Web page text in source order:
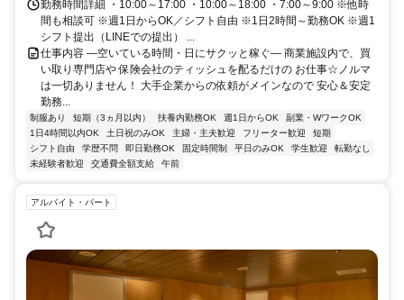
勤務時間詳細 ・10:00～17:00 ・10:00～18:00 ・7:00～9:00 ※他時
間も相談可 ※週1日からOK／シフト自由 ※1日2時間～勤務OK ※週1
シフト提出（LINEでの提出） ...
仕事内容 ―空いている時間・日にサクッと稼ぐ― 商業施設内で、買
い取り専門店や 保険会社のティッシュを配るだけの お仕事☆ノルマ
は一切ありません！ 大手企業からの依頼がメインなので 安心＆安定
勤務...
制服あり 短期（3ヵ月以内） 扶養内勤務OK 週1日からOK
副業・WワークOK
1日4時間以内OK
土日祝のみOK 主婦・主夫歓迎 フリーター歓迎
短期
シフト自由
学歴不問 即日勤務OK 固定時間制 平日のみOK 学生歓迎
転勤なし
未経験者歓迎
交通費全額支給 午前
アルバイト・パート